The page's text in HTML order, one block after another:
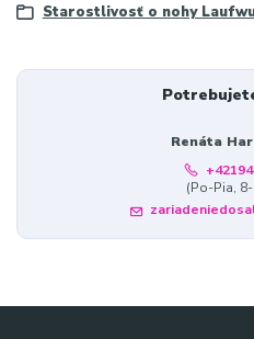
Starostlivosť o nohy
Renáta
(Po-Pia,